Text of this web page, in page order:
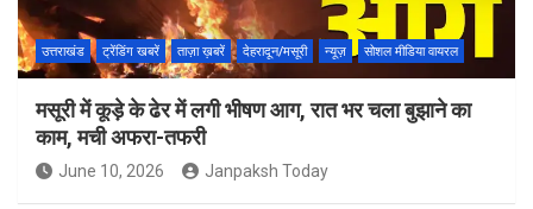
उत्तराखंड ट्रेंडिंग खबरें ताज़ा ख़बरें देहरादून/मसूरी न्यूज़ सोशल मीडिया वायरल
मसूरी में कूड़े के ढेर में लगी भीषण आग, रात भर चला बुझाने का
काम, मची अफरा-तफरी
June 10, 2026 Janpaksh Today